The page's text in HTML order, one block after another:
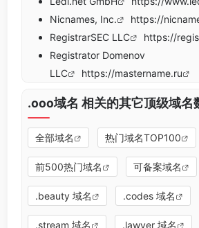
Nicnames, Inc.
https://
RegistrarSEC LLC
https://
Registrator Domenov
LLC
https://mastername.ru
.ooo域名 相关的其它顶级域名
全部域名 热门域名TOP100
前500热门域名 可备案域名
.beauty 域名 .codes 域名
.stream 域名 .lawyer 域名